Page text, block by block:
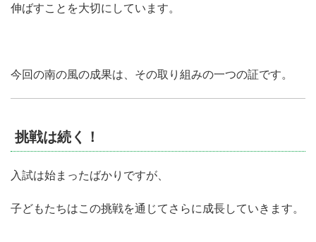
伸ばすことを大切にしています。
今回の南の風の成果は、その取り組みの一つの証です。
挑戦は続く！
入試は始まったばかりですが、
子どもたちはこの挑戦を通じてさらに成長していきます。